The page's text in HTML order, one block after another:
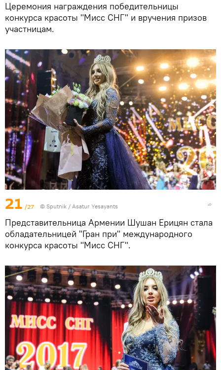
Церемония награждения победительницы
конкурса красоты "Мисс СНГ" и вручения призов
участницам.
21 /27 © Sputnik / Asatur Yesayants
Представительница Армении Шушан Ерицян стала
обладательницей "Гран при" международного
конкурса красоты "Мисс СНГ".